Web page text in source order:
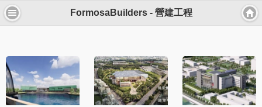
FormosaBuilders - 營建工程